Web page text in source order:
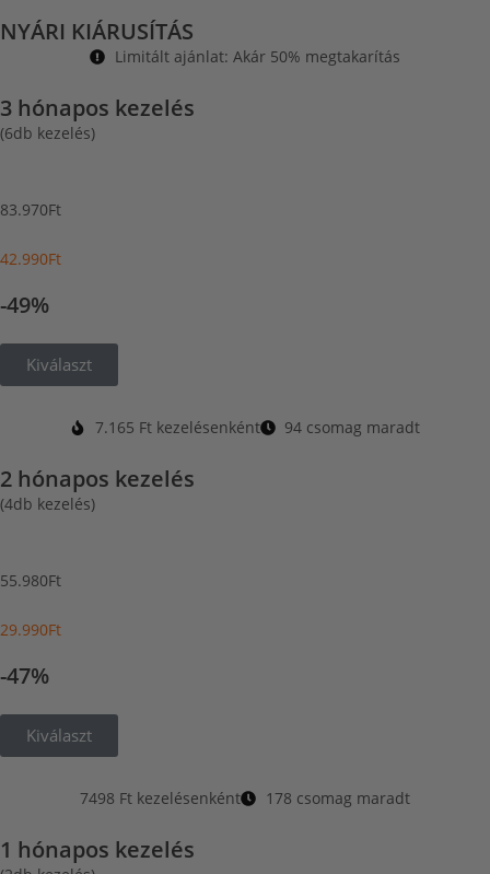
NYÁRI KIÁRUSÍTÁS
Limitált ajánlat: Akár 50% megtakarítás
3 hónapos kezelés
(6db kezelés)
83.970Ft
42.990Ft
-49%
Kiválaszt
7.165 Ft kezelésenként 94 csomag maradt
2 hónapos kezelés
(4db kezelés)
55.980Ft
29.990Ft
-47%
Kiválaszt
7498 Ft kezelésenként 178 csomag maradt
1 hónapos kezelés